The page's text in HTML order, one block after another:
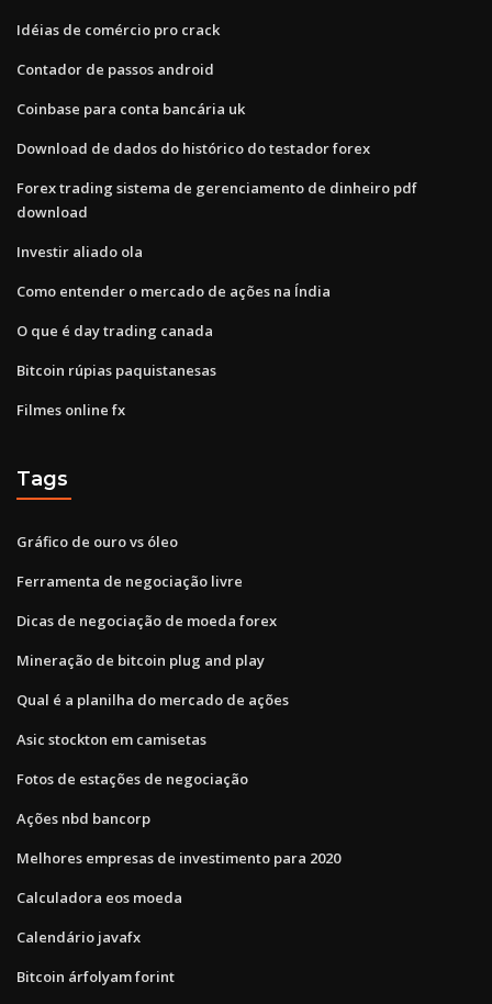
Idéias de comércio pro crack
Contador de passos android
Coinbase para conta bancária uk
Download de dados do histórico do testador forex
Forex trading sistema de gerenciamento de dinheiro pdf
download
Investir aliado ola
Como entender o mercado de ações na Índia
O que é day trading canada
Bitcoin rúpias paquistanesas
Filmes online fx
Tags
Gráfico de ouro vs óleo
Ferramenta de negociação livre
Dicas de negociação de moeda forex
Mineração de bitcoin plug and play
Qual é a planilha do mercado de ações
Asic stockton em camisetas
Fotos de estações de negociação
Ações nbd bancorp
Melhores empresas de investimento para 2020
Calculadora eos moeda
Calendário javafx
Bitcoin árfolyam forint